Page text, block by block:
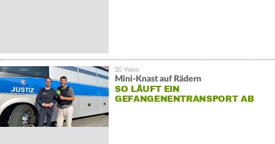
Mini-Knast auf Rädern
SO LÄUFT EIN
GEFANGENENTRANSPORT AB